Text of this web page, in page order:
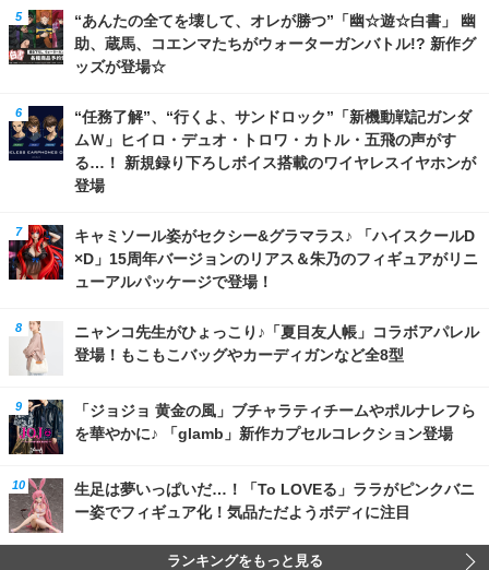
“あんたの全てを壊して、オレが勝つ”「幽☆遊☆白書」 幽
助、蔵馬、コエンマたちがウォーターガンバトル!? 新作グ
ッズが登場☆
“任務了解”、“行くよ、サンドロック”「新機動戦記ガンダ
ムＷ」ヒイロ・デュオ・トロワ・カトル・五飛の声がす
る…！ 新規録り下ろしボイス搭載のワイヤレスイヤホンが
登場
キャミソール姿がセクシー&グラマラス♪ 「ハイスクールD
×D」15周年バージョンのリアス＆朱乃のフィギュアがリニ
ューアルパッケージで登場！
ニャンコ先生がひょっこり♪「夏目友人帳」コラボアパレル
登場！もこもこバッグやカーディガンなど全8型
「ジョジョ 黄金の風」ブチャラティチームやポルナレフら
を華やかに♪ 「glamb」新作カプセルコレクション登場
生足は夢いっぱいだ…！「To LOVEる」ララがピンクバニ
ー姿でフィギュア化！気品ただようボディに注目
ランキングをもっと見る